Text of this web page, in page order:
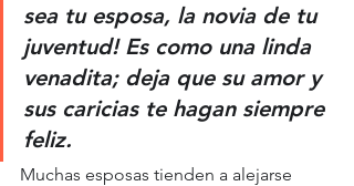
sea tu esposa, la novia de tu
juventud! Es como una linda
venadita; deja que su amor y
sus caricias te hagan siempre
feliz.
Muchas esposas tienden a alejarse